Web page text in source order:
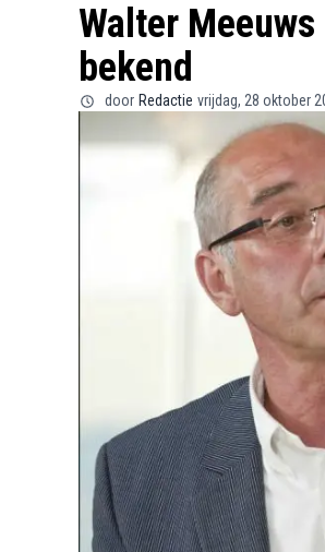
Walter
bekend
door Redactie vrijdag, 28 oktober